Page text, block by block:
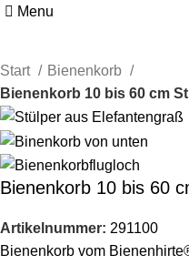
Menu
Start
Bienenkorb
Bienenkorb 10 bis 60 cm
Bienenkorb 10 bis 60
Artikelnummer: 291100
Bienenkorb vom